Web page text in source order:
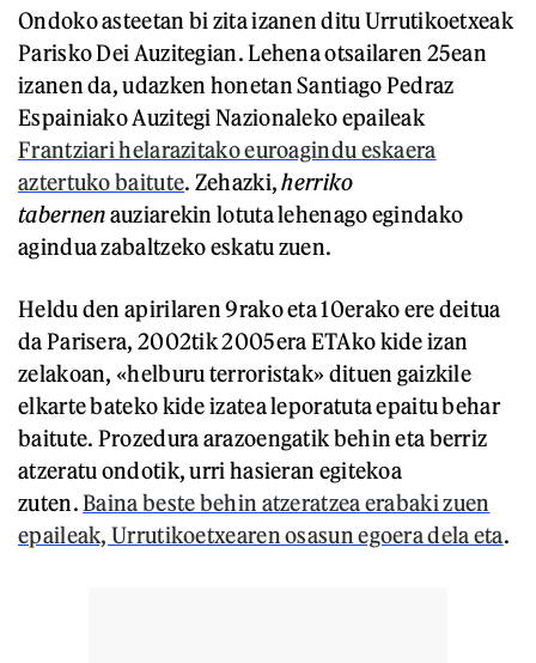
Ondoko asteetan bi zita izanen ditu Urrutikoetxeak
Parisko Dei Auzitegian. Lehena otsailaren 25ean
izanen da, udazken honetan Santiago Pedraz
Espainiako Auzitegi Nazionaleko epaileak
Frantziari helarazitako euroagindu eskaera
aztertuko baitute. Zehazki,herriko
tabernenauziarekin lotuta lehenago egindako
agindua zabaltzeko eskatu zuen.
Heldu den apirilaren 9rako eta 10erako ere deitua
da Parisera, 2002tik 2005era ETAko kide izan
zelakoan, «helburu terroristak» dituen gaizkile
elkarte bateko kide izatea leporatuta epaitu behar
baitute. Prozedura arazoengatik behin eta berriz
atzeratu ondotik, urri hasieran egitekoa
zuten.Baina beste behin atzeratzea erabaki zuen
epaileak, Urrutikoetxearen osasun egoera dela eta.